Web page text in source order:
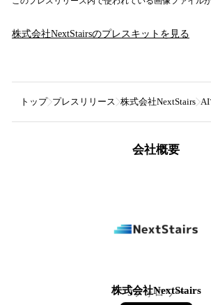
株式会社NextStairsのプレスキットを見る
トップ プレスリリース 株式会社NextStairs
会社概要
株式会社NextStairs
9フォロワー